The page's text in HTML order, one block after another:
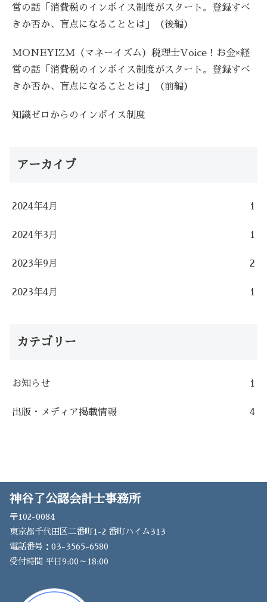
営の話「消費税のインボイス制度がスタート。登録すべ
きか否か、盲点になることとは」（後編）
MONEYIZM（マネーイズム）税理士Voice！お金×経
営の話「消費税のインボイス制度がスタート。登録すべ
きか否か、盲点になることとは」（前編）
知識ゼロからのインボイス制度
アーカイブ
2024年4月 1
2024年3月 1
2023年9月 2
2023年4月 1
カテゴリー
お知らせ 1
出版・メディア掲載情報 4
神谷了公認会計士事務所
〒102-0084
東京都千代田区二番町1-2 番町ハイム313
電話番号：03-3565-6580
受付時間 平日9:00～18:00